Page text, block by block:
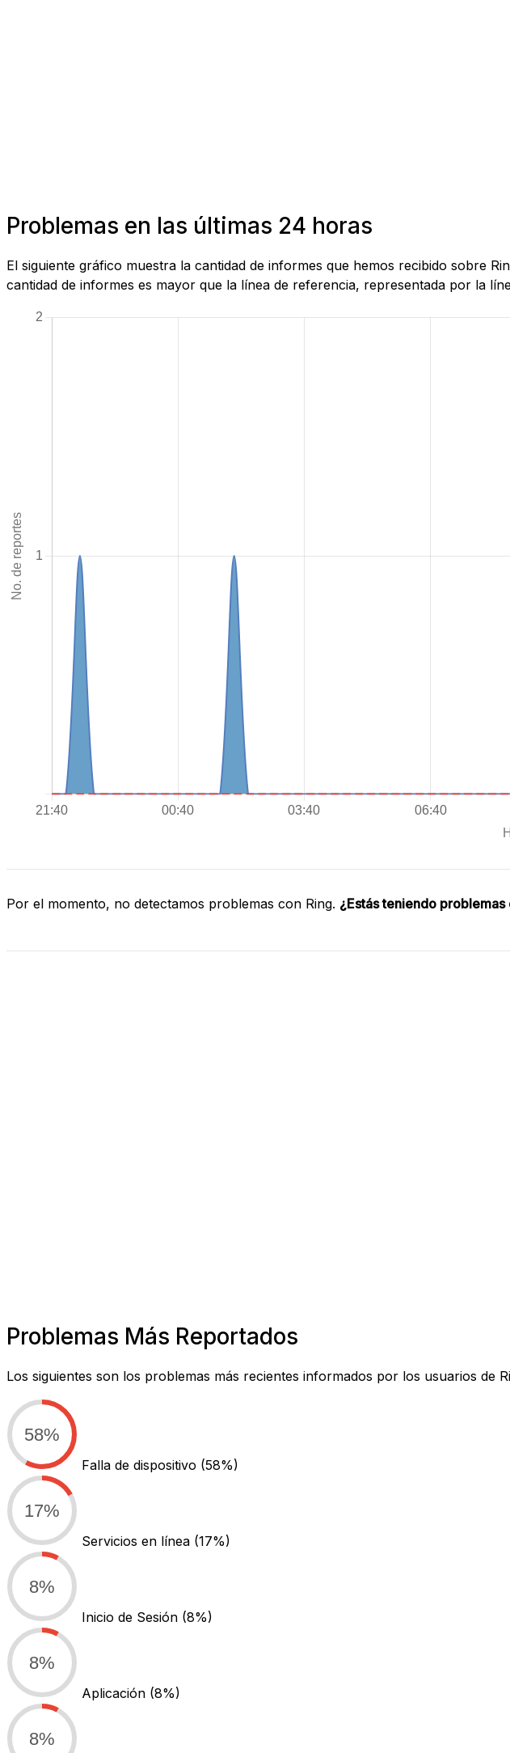
Problemas en las últimas 24 horas
El siguiente gráfico muestra la cantidad de informes que hemos recibido sobre
cantidad de informes es mayor que la línea de referencia, representada por la
Por el momento, no detectamos problemas con Ring. ¿Estás teniendo
Problemas Más Reportados
Los siguientes son los problemas más recientes informados por los usuarios de
58%
Falla de dispositivo (58%)
17%
Servicios en línea (17%)
8%
Inicio de Sesión (8%)
8%
Aplicación (8%)
8%